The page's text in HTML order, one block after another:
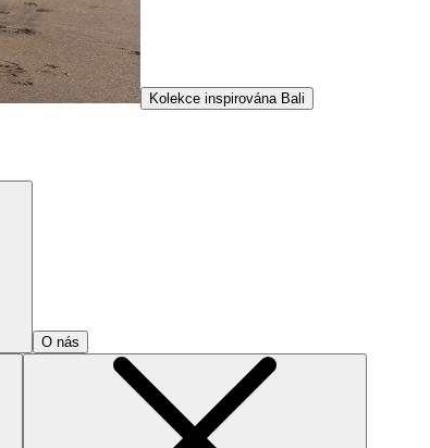
Kolekce inspirována Bali
O nás